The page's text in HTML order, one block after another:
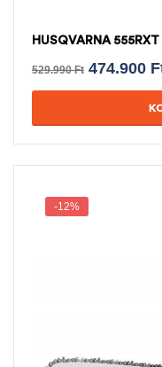
HUSQVARNA
529.990Ft 474.900
-12%